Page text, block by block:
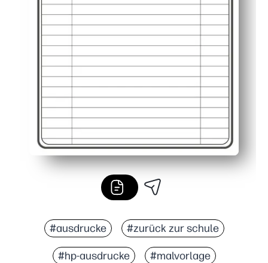
#ausdrucke #zurück zur schule
#hp-ausdrucke #malvorlage